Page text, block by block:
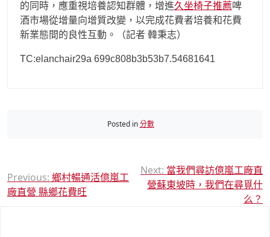
的同時，應重視培養認知群體，增進久坐椅子推薦啤
酒市場從增量向增質改變，以完成花費者培養和花費
新業態間的良性互動。（記者 韓秉志）
TC:elanchair29a 699c808b3b53b7.54681641
Posted in分數
文
章
Previous: 鄉村暢通活億嵐工
廠直營 縣鄉花費旺
Next: 當我們尋訪億嵐工廠直
營蘇東坡時，我們在尋覓什
么？